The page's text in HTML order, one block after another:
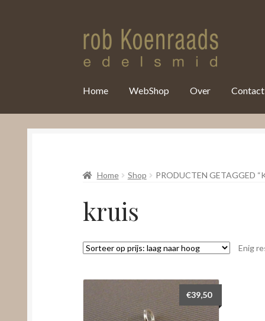
Home WebShop Over Contact
Home Shop PRODUCTEN GETAGGED
kruis
Enig
€39,50